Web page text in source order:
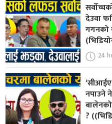
देउवा
गगनको
24
‘सीआईए
नपाउने
?